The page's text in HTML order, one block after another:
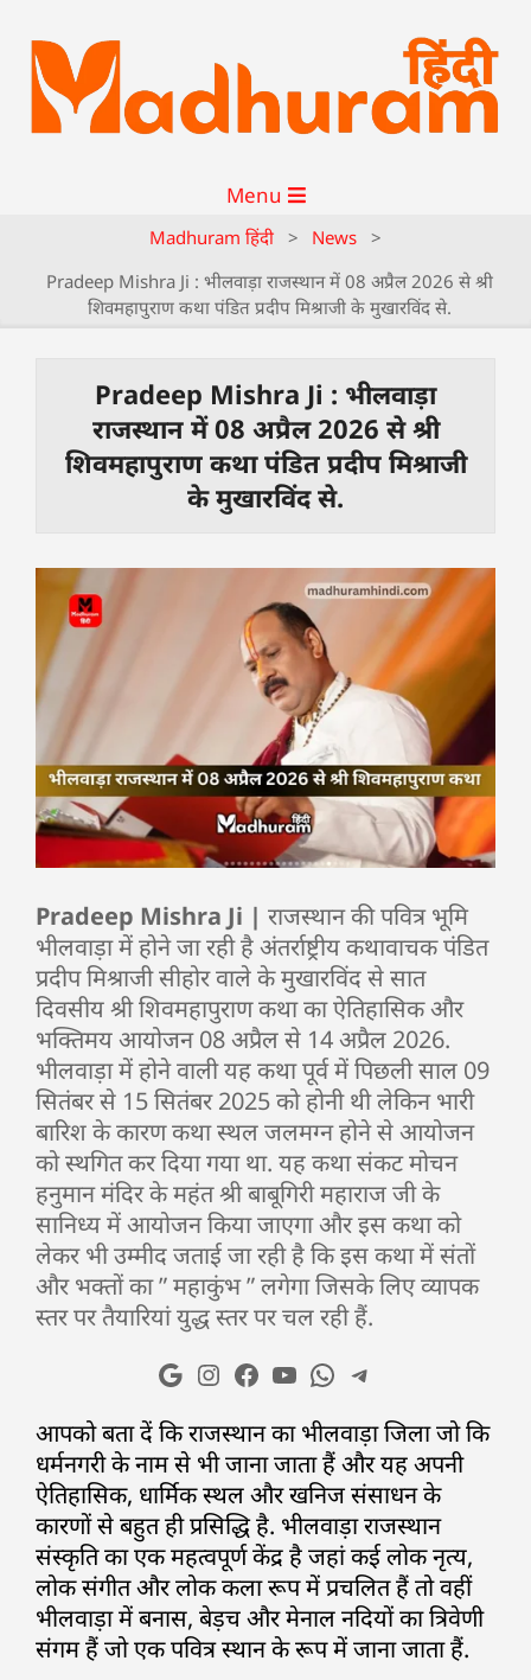
Menu
Madhuram हिंदी > News >
Pradeep Mishra Ji : भीलवाड़ा राजस्थान में 08 अप्रैल 2026 से श्री
शिवमहापुराण कथा पंडित प्रदीप मिश्राजी के मुखारविंद से.
Pradeep Mishra Ji : भीलवाड़ा
राजस्थान में 08 अप्रैल 2026 से श्री
शिवमहापुराण कथा पंडित प्रदीप मिश्राजी
के मुखारविंद से.
Pradeep Mishra Ji | राजस्थान की पवित्र भूमि
भीलवाड़ा में होने जा रही है अंतर्राष्ट्रीय कथावाचक पंडित
प्रदीप मिश्राजी सीहोर वाले के मुखारविंद से सात
दिवसीय श्री शिवमहापुराण कथा का ऐतिहासिक और
भक्तिमय आयोजन 08 अप्रैल से 14 अप्रैल 2026.
भीलवाड़ा में होने वाली यह कथा पूर्व में पिछली साल 09
सितंबर से 15 सितंबर 2025 को होनी थी लेकिन भारी
बारिश के कारण कथा स्थल जलमग्न होने से आयोजन
को स्थगित कर दिया गया था. यह कथा संकट मोचन
हनुमान मंदिर के महंत श्री बाबूगिरी महाराज जी के
सानिध्य में आयोजन किया जाएगा और इस कथा को
लेकर भी उम्मीद जताई जा रही है कि इस कथा में संतों
और भक्तों का ” महाकुंभ ” लगेगा जिसके लिए व्यापक
स्तर पर तैयारियां युद्ध स्तर पर चल रही हैं.
आपको बता दें कि राजस्थान का भीलवाड़ा जिला जो कि
धर्मनगरी के नाम से भी जाना जाता हैं और यह अपनी
ऐतिहासिक, धार्मिक स्थल और खनिज संसाधन के
कारणों से बहुत ही प्रसिद्धि है. भीलवाड़ा राजस्थान
संस्कृति का एक महत्वपूर्ण केंद्र है जहां कई लोक नृत्य,
लोक संगीत और लोक कला रूप में प्रचलित हैं तो वहीं
भीलवाड़ा में बनास, बेड़च और मेनाल नदियों का त्रिवेणी
संगम हैं जो एक पवित्र स्थान के रूप में जाना जाता हैं.